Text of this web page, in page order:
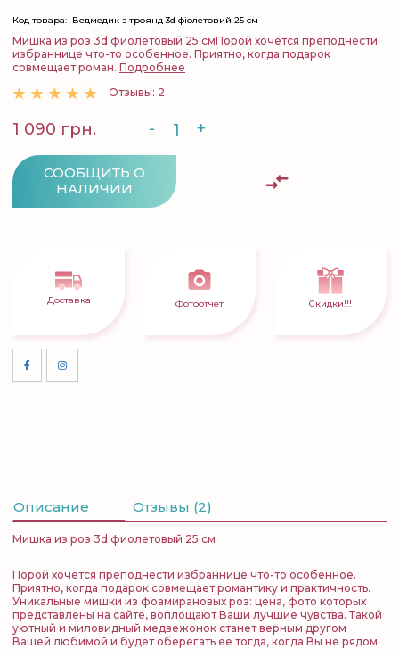
Код товара: Ведмедик з троянд 3d фіолетовий 25 см
Мишка из роз 3d фиолетовый 25 смПорой хочется преподнести
избраннице что-то особенное. Приятно, когда подарок
совмещает роман..Подробнее
Отзывы: 2
1 090 грн. - +
СООБЩИТЬ О
НАЛИЧИИ
Доставка Фотоотчет Скидки!!!
Описание Отзывы (2)
Мишка из роз 3d фиолетовый 25 см
Порой хочется преподнести избраннице что-то особенное.
Приятно, когда подарок совмещает романтику и практичность.
Уникальные мишки из фоамирановых роз: цена, фото которых
представлены на сайте, воплощают Ваши лучшие чувства. Такой
уютный и миловидный медвежонок станет верным другом
Вашей любимой и будет оберегать ее тогда, когда Вы не рядом.